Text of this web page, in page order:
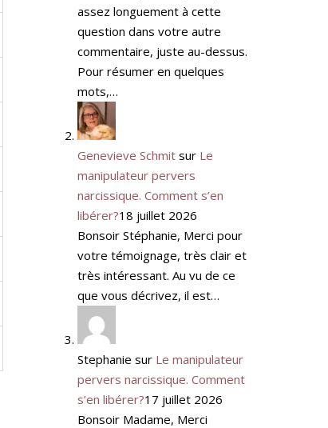
assez longuement à cette
question dans votre autre
commentaire, juste au-dessus.
Pour résumer en quelques
mots,…
Genevieve Schmitsur Le
manipulateur pervers
narcissique. Comment s’en
libérer?18 juillet 2026
Bonsoir Stéphanie, Merci pour
votre témoignage, très clair et
très intéressant. Au vu de ce
que vous décrivez, il est…
Stephanie sur Le manipulateur
pervers narcissique. Comment
s’en libérer?17 juillet 2026
Bonsoir Madame, Merci